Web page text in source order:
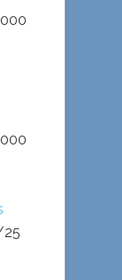
25